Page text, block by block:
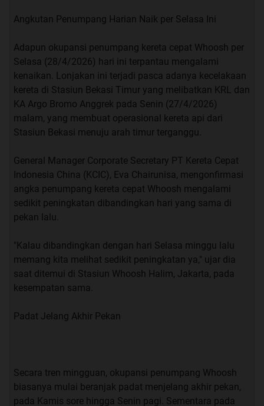
Angkutan Penumpang Harian Naik per Selasa Ini
Adapun okupansi penumpang kereta cepat Whoosh per
Selasa (28/4/2026) hari ini terpantau mengalami
kenaikan. Lonjakan ini terjadi pasca adanya kecelakaan
kereta di Stasiun Bekasi Timur yang melibatkan KRL dan
KA Argo Bromo Anggrek pada Senin (27/4/2026)
malam, yang membuat operasional kereta api dari
Stasiun Bekasi menuju arah timur terganggu.
General Manager Corporate Secretary PT Kereta Cepat
Indonesia China (KCIC), Eva Chairunisa, mengonfirmasi
angka penumpang kereta cepat Whoosh mengalami
sedikit peningkatan dibandingkan hari yang sama di
pekan lalu.
"Kalau dibandingkan dengan hari Selasa minggu lalu
memang kita melihat sedikit peningkatan ya," ujar dia
saat ditemui di Stasiun Whoosh Halim, Jakarta, pada
kesempatan sama.
Padat Jelang Akhir Pekan
Secara tren mingguan, okupansi penumpang Whoosh
biasanya mulai beranjak padat menjelang akhir pekan,
pada Kamis sore hingga Senin pagi. Sementara pada